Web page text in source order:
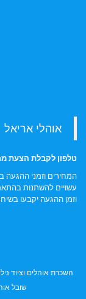
טלפון לקבלת הצעת מחיר: 072-
המחירים וזמני ההגעה
עשויים להשתנות
וזמן ההגעה יקבעו
השכרת אוהלים וציוד
שובל אוהלים - ח.פ.